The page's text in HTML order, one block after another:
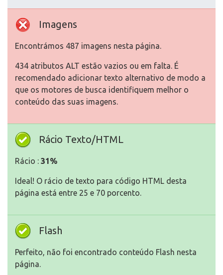
Imagens
Encontrámos 487 imagens nesta página.
434 atributos ALT estão vazios ou em falta. É
recomendado adicionar texto alternativo de modo a
que os motores de busca identifiquem melhor o
conteúdo das suas imagens.
Rácio Texto/HTML
Rácio : 31%
Ideal! O rácio de texto para código HTML desta
página está entre 25 e 70 porcento.
Flash
Perfeito, não foi encontrado conteúdo Flash nesta
página.